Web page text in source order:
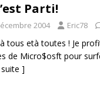
Parti!
2004 Eric78
tous età toutes ! Je
de Micro$osft pour
]